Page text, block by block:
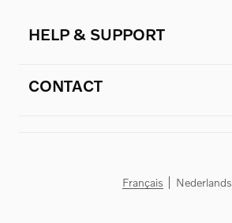
HELP & SUPPORT
CONTACT
Français Nederlands